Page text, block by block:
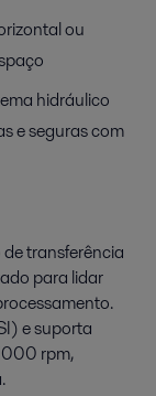
ou
hidráulico
e seguras com
transferência
para lidar
e suporta
rpm,